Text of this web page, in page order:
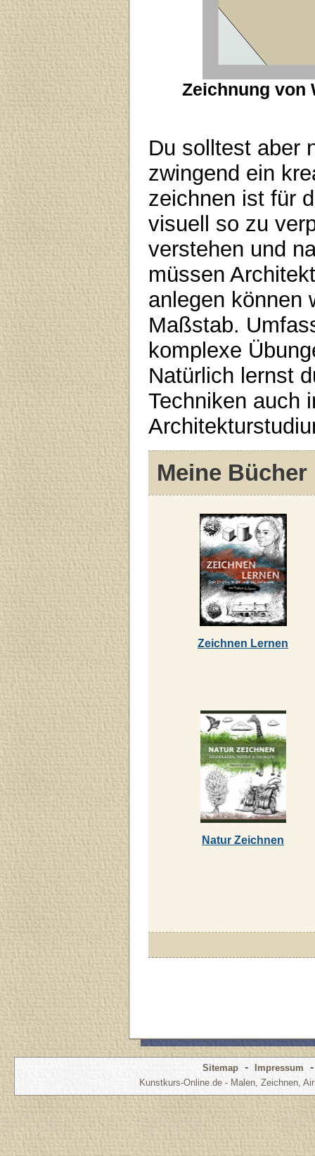
Zeichnung von
Du solltest aber
zwingend ein
zeichnen ist für
visuell so zu
verstehen und
müssen
anlegen können
Maßstab.
komplexe
Natürlich lernst
Techniken auch
Meine
Zeichnen Lernen
Natur Zeichnen
Sitemap - Impressum
Kunstkurs-Online.de - Malen, Zeichnen,